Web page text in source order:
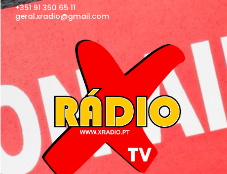
+351 91 350 65 11
geral.xradio@gmail.com